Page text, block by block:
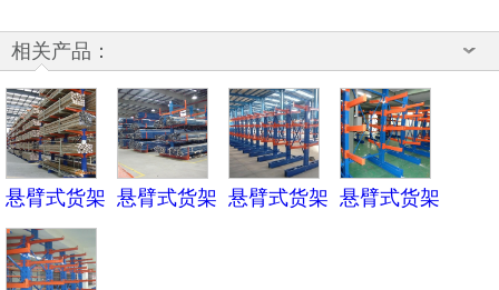
相关产品：
悬臂式货架 悬臂式货架 悬臂式货架 悬臂式货架